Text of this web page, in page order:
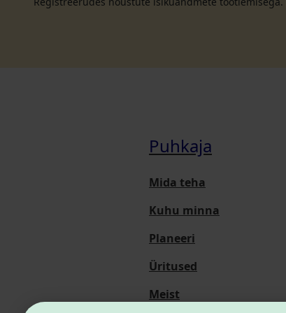
Puhkaja
Mida teha
Kuhu minna
Planeeri
Üritused
Meist